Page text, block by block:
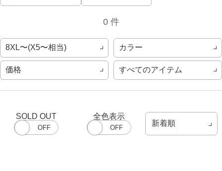
0 件
8XL〜(X5〜相当) カラー
価格 すべてのアイテム
SOLD OUT 全色表示